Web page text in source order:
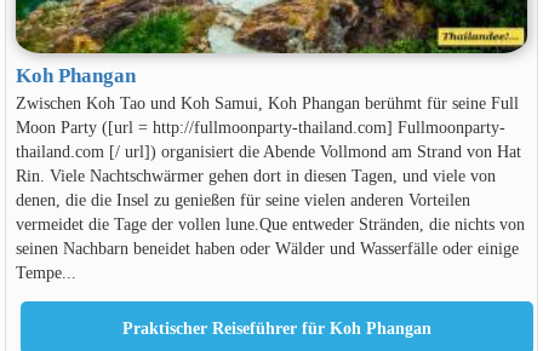
Koh Phangan
Zwischen Koh Tao und Koh Samui, Koh Phangan berühmt für seine Full
Moon Party ([url = http://fullmoonparty-thailand.com] Fullmoonparty-
thailand.com [/ url]) organisiert die Abende Vollmond am Strand von Hat
Rin. Viele Nachtschwärmer gehen dort in diesen Tagen, und viele von
denen, die die Insel zu genießen für seine vielen anderen Vorteilen
vermeidet die Tage der vollen lune.Que entweder Stränden, die nichts von
seinen Nachbarn beneidet haben oder Wälder und Wasserfälle oder einige
Tempe...